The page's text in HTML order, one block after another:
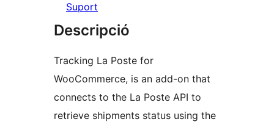
Suport
Descripció
Tracking La Poste for
WooCommerce, is an add-on that
connects to the La Poste API to
retrieve shipments status using the